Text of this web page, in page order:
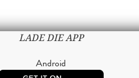
LADE DIE APP
Android